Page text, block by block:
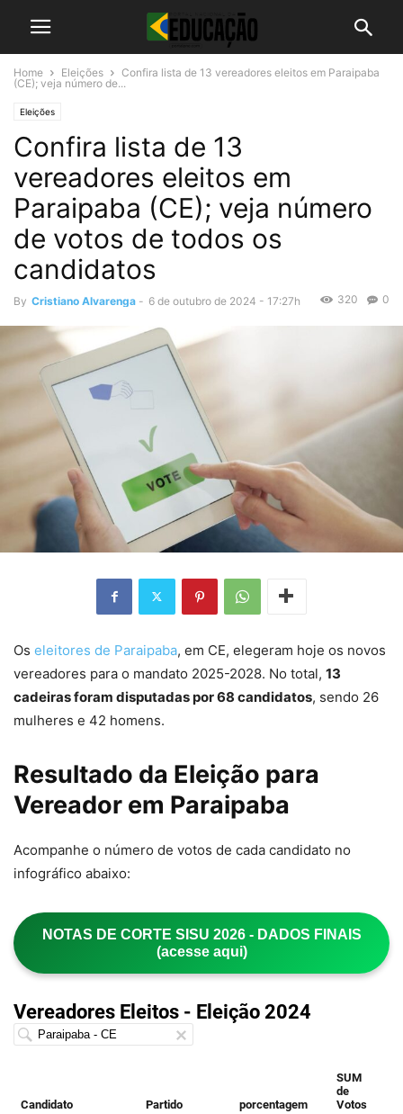
Home Eleições
Confira lista de 13 vereadores eleitos em Paraipaba
(CE); veja número de...
Eleições
Confira lista de 13
vereadores eleitos em
Paraipaba (CE); veja número
de votos de todos os
candidatos
By Cristiano Alvarenga - 6 de outubro de 2024 - 17:27h 0
320
Os eleitores de Paraipaba, em CE, elegeram hoje os novos
vereadores para o mandato 2025-2028. No total, 13
cadeiras foram disputadas por 68 candidatos, sendo 26
mulheres e 42 homens.
Resultado da Eleição para
Vereador em Paraipaba
Acompanhe o número de votos de cada candidato no
infográfico abaixo:
NOTAS DE CORTE SISU 2026 - DADOS FINAIS
(acesse aqui)